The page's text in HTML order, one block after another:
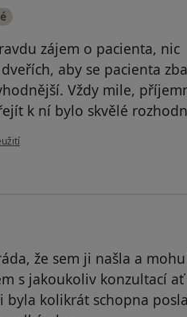
zájem o pacienta, nic
aby se pacienta
Vždy mile,
k ní bylo skvělé
uživatele Martina De La Cruz
že sem ji našla a
s jakoukoliv konzultací ať
byla kolikrát schopna